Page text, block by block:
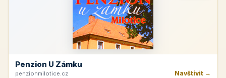
Penzion U Zámku
penzionmilotice.cz Navštívit →